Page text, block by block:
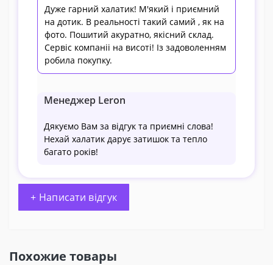
Дуже гарний халатик! М'який і приємний
на дотик. В реальності такий самий , як на
фото. Пошитий акуратно, якісний склад.
Сервіс компаніі на висоті! Із задоволенням
робила покупку.
Менеджер Leron
Дякуємо Вам за відгук та приємні слова!
Нехай халатик дарує затишок та тепло
багато років!
+ Написати відгук
Похожие товары